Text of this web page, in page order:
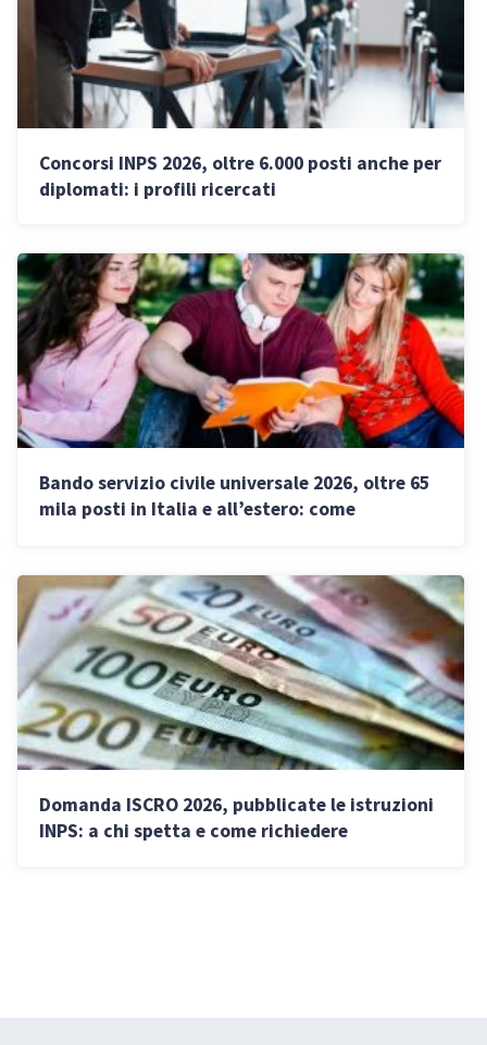
Concorsi INPS 2026, oltre 6.000 posti anche per
diplomati: i profili ricercati
Bando servizio civile universale 2026, oltre 65
mila posti in Italia e all’estero: come
Domanda ISCRO 2026, pubblicate le istruzioni
INPS: a chi spetta e come richiedere